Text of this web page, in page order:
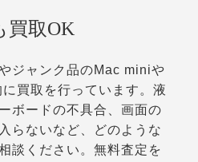
買取OK
ジャンク品のMac miniや
買取を行っています。液
ボードの不具合、画面の
らないなど、どのような
談ください。無料査定を